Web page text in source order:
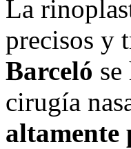
La
precisos y
Barceló
cirugía
altamente